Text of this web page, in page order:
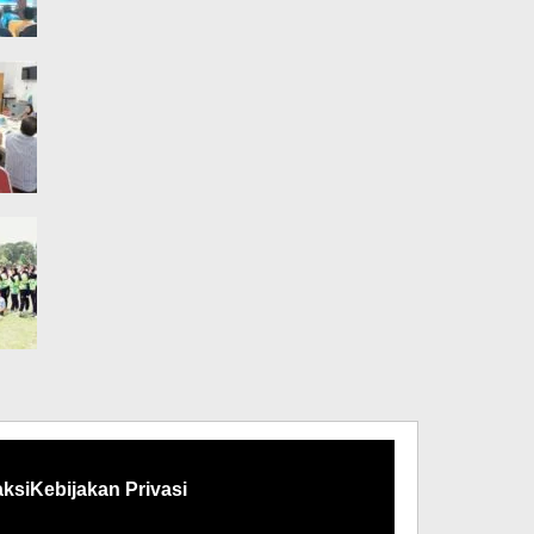
Kebijakan Privasi